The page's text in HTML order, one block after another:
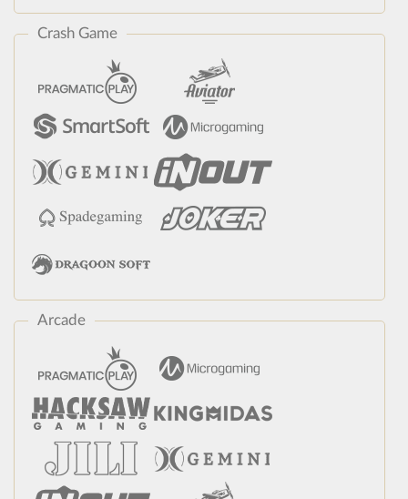
Crash Game
Arcade